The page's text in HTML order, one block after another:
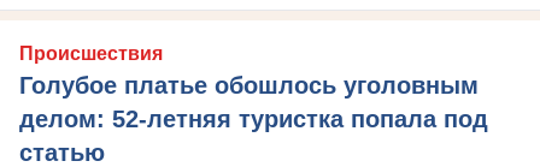
Происшествия
Голубое платье обошлось уголовным
делом: 52-летняя туристка попала под
статью